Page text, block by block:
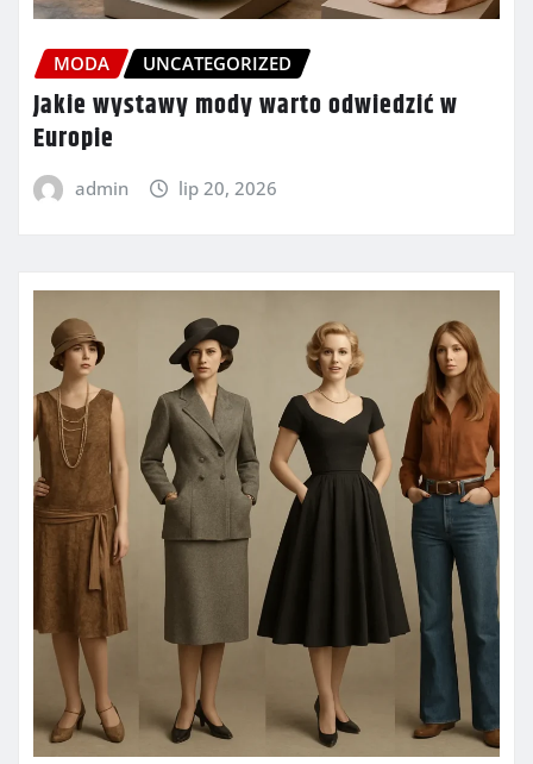
MODA UNCATEGORIZED
Jakie wystawy mody warto odwiedzić w
Europie
admin lip 20, 2026